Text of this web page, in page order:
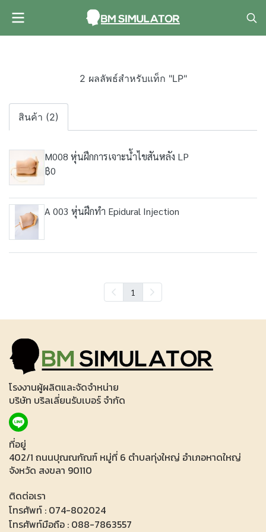
2 ผลลัพธ์สำหรับแท็ก "LP"
สินค้า (2)
M008 หุ่นฝึกการเจาะน้ำไขสันหลัง LP
฿0
A 003 หุ่นฝึกทำ Epidural Injection
1
โรงงานผู้ผลิตและจัดจำหน่าย
บริษัท บริลเลี่ยนรับเบอร์ จำกัด
ที่อยู่
402/1 ถนนปุณณกัณฑ์ หมู่ที่ 6 ตำบลทุ่งใหญ่ อำเภอหาดใหญ่
จังหวัด สงขลา 90110
ติดต่อเรา
โทรศัพท์ : 074-802024
โทรศัพท์มือถือ : 088-7863557